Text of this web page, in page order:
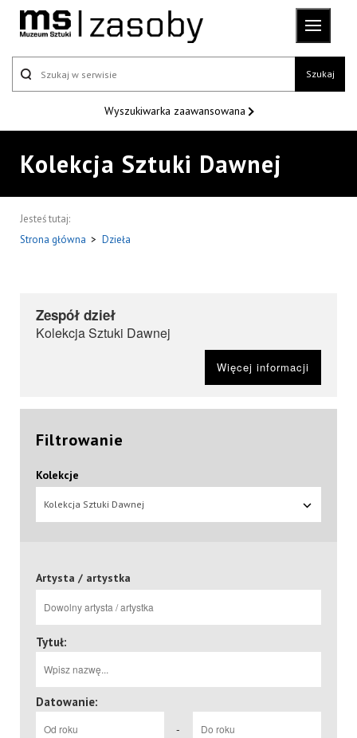
Szukaj
Wyszukiwarka zaawansowana
Kolekcja Sztuki Dawnej
Jesteś tutaj:
Strona główna > Dzieła
Zespół dzieł
Kolekcja Sztuki Dawnej
Więcej informacji
Filtrowanie
Kolekcje
Kolekcja Sztuki Dawnej
Artysta / artystka
Tytuł:
Datowanie:
-